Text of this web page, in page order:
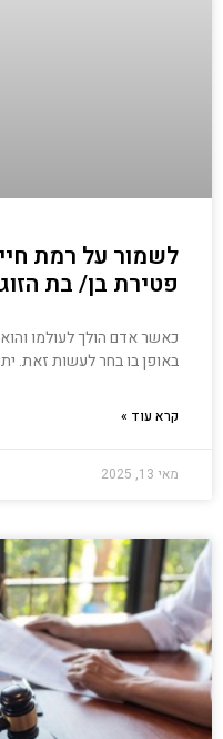
לשמור על רמת
פטירת בן/ בת
כאשר אדם הולך לעולמו
באופן בו בחר לעשות זאת.
קרא עוד »
מאי 13, 2025